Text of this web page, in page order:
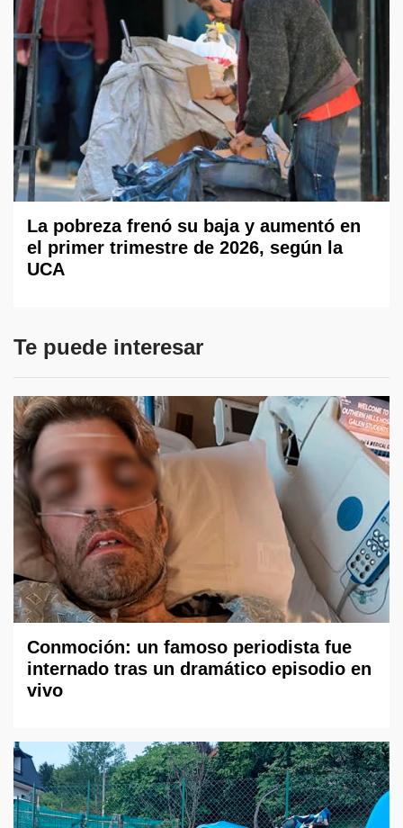
La pobreza frenó su baja y aumentó en
el primer trimestre de 2026, según la
UCA
Te puede interesar
Conmoción: un famoso periodista fue
internado tras un dramático episodio en
vivo